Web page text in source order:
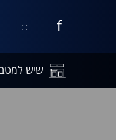
קישור
בחלון
חדש
בפייסבוק
שיש